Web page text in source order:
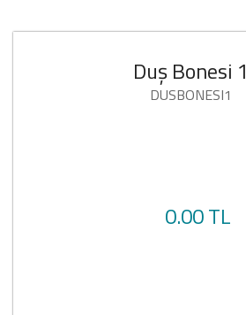
Duş Bonesi 1
DUSBONESI1
0.00 TL